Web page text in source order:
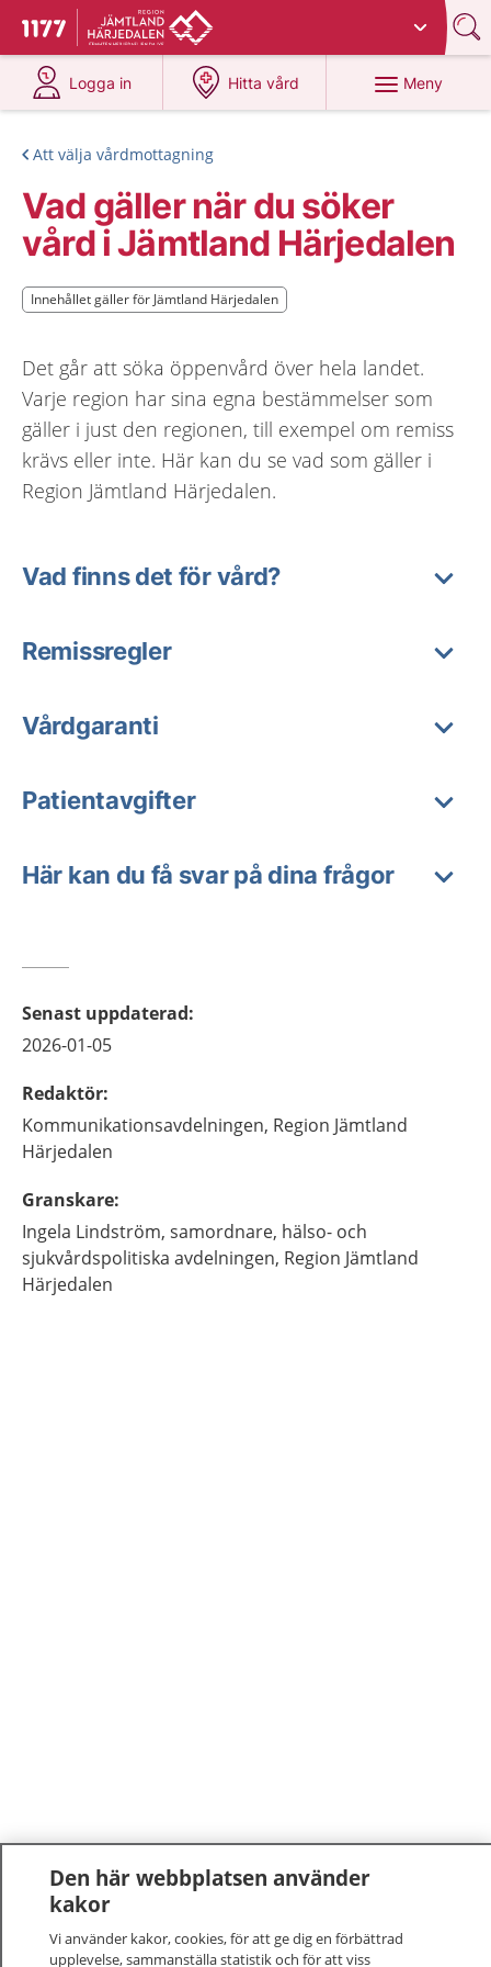
Till startsidan för 1177
Du har valt region
Logga in
på 1177.se
Hitta vård
på 1177.se
Meny
Att välja vårdmottagning
Vad gäller när du söker
vård i Jämtland Härjedalen
Innehållet gäller för Jämtland Härjedalen
Innehållet gäller för Jämtland Härjedalen
Det går att söka öppenvård över hela landet.
Varje region har sina egna bestämmelser som
gäller i just den regionen, till exempel om remiss
krävs eller inte. Här kan du se vad som gäller i
Region Jämtland Härjedalen.
Vad finns det för vård?
Remissregler
Vårdgaranti
Patientavgifter
Här kan du få svar på dina frågor
Senast uppdaterad:
2026-01-05
Redaktör:
Kommunikationsavdelningen, Region Jämtland
Härjedalen
Granskare:
Ingela Lindström, samordnare, hälso- och
sjukvårdspolitiska avdelningen, Region Jämtland
Härjedalen
Den här webbplatsen använder
kakor
Vi använder kakor, cookies, för att ge dig en förbättrad
upplevelse, sammanställa statistik och för att viss